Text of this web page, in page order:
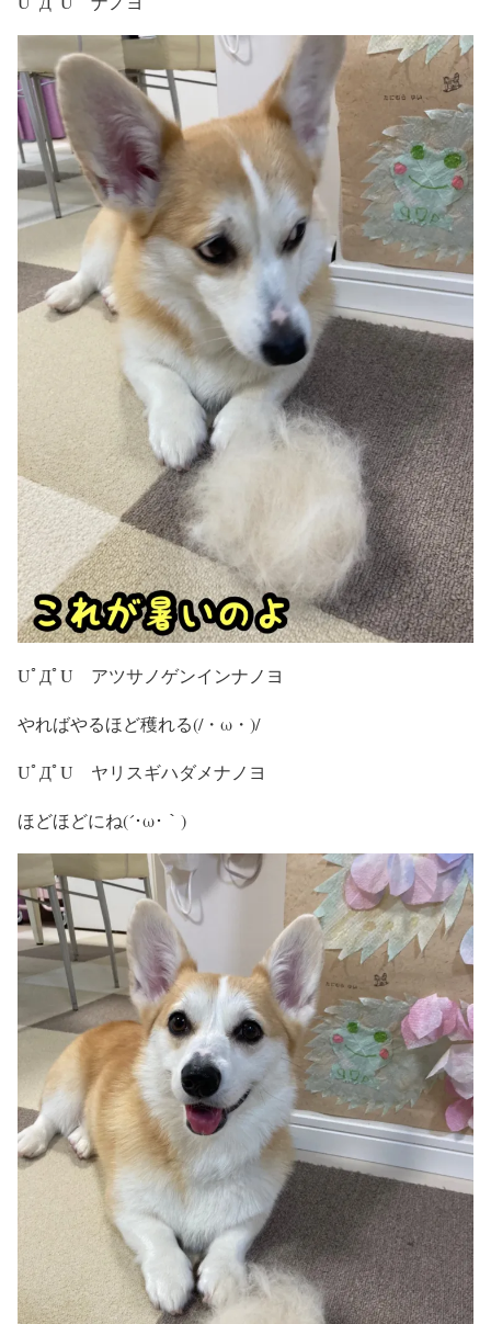
UﾟДﾟU アツサノゲンインナノヨ
やればやるほど穫れる(/・ω・)/
UﾟДﾟU ヤリスギハダメナノヨ
ほどほどにね(´･ω･｀)